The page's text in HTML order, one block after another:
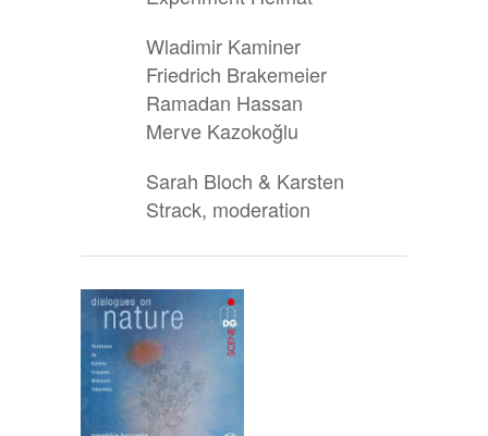
Wladimir Kaminer
Friedrich Brakemeier
Ramadan Hassan
Merve Kazokoğlu
Sarah Bloch & Karsten
Strack, moderation